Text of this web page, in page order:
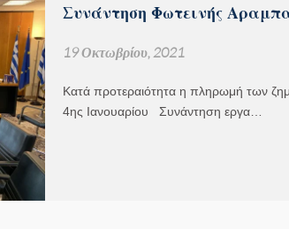
Συνάντηση Φωτεινής
19 Οκτωβρίου, 2021
Κατά προτεραιότητα η πληρωμή των
4ης Ιανουαρίου Συνάντηση εργα…